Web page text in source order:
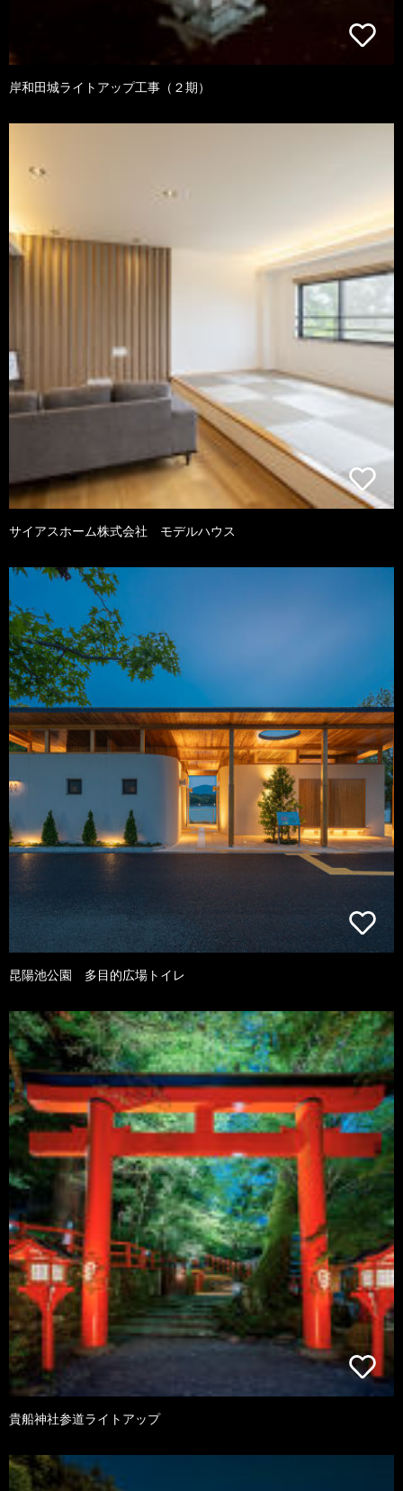
岸和田城ライトアップ工事（２期）
サイアスホーム株式会社 モデルハウス
昆陽池公園 多目的広場トイレ
貴船神社参道ライトアップ